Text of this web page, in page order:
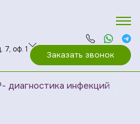
оф. 1
Заказать звонок
диагностика инфекций